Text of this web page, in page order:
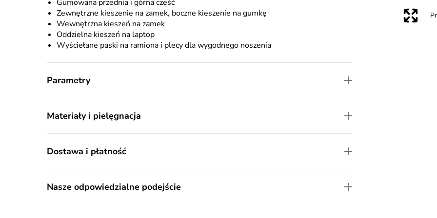
Gumowana przednia i górna część
Zewnętrzne kieszenie na zamek, boczne kieszenie na gumkę
Wewnętrzna kieszeń na zamek
Oddzielna kieszeń na laptop
Wyściełane paski na ramiona i plecy dla wygodnego noszenia
Parametry
Materiały i pielęgnacja
Dostawa i płatność
Nasze odpowiedzialne podejście